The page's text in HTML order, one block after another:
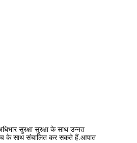
सुरक्षा सुरक्षा के साथ उन्नत
के साथ संचालित कर सकते हैं.आपात